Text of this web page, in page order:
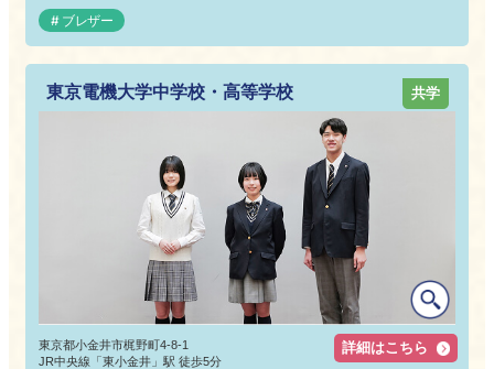
ブレザー
東京電機大学中学校・高等学校
東京都小金井市梶野町4-8-1
JR中央線「東小金井」駅 徒歩5分
共学
詳細はこちら